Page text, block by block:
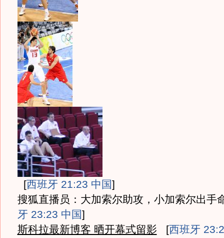
[西班牙 21:23 中国]
搜狐直播员：大加索尔助攻，小加索尔出手
牙 23:23 中国]
斯科拉最新博客 晒开幕式留影
[西班牙